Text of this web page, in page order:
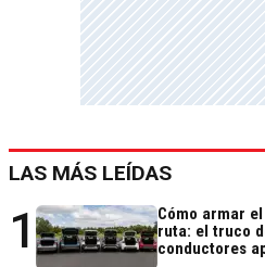
LAS MÁS LEÍDAS
1
Cómo armar
ruta: el truco
conductores